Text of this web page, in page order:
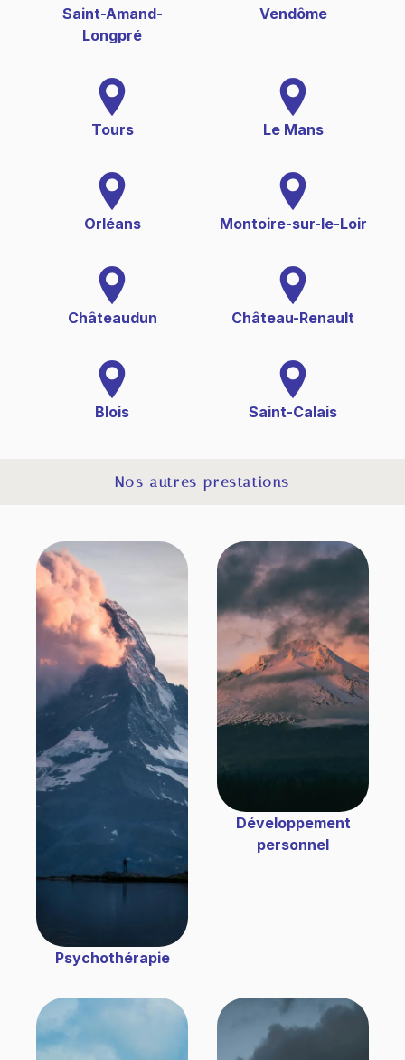
Saint-Amand-
Longpré
Vendôme
Tours Le Mans
Orléans Montoire-sur-le-Loir
Châteaudun Château-Renault
Blois Saint-Calais
Nos autres prestations
Psychothérapie
Développement
personnel